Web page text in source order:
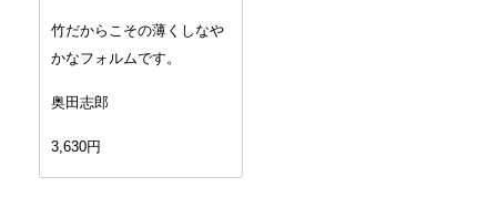
竹だからこその薄くしなや
かなフォルムです。
奥田志郎
3,630円